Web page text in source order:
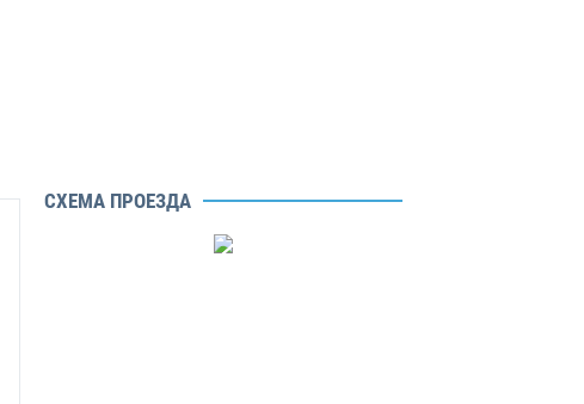
СХЕМА ПРОЕЗДА